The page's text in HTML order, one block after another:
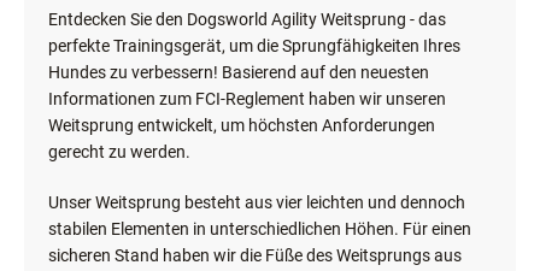
Entdecken Sie den Dogsworld Agility Weitsprung - das
perfekte Trainingsgerät, um die Sprungfähigkeiten Ihres
Hundes zu verbessern! Basierend auf den neuesten
Informationen zum FCI-Reglement haben wir unseren
Weitsprung entwickelt, um höchsten Anforderungen
gerecht zu werden.
Unser Weitsprung besteht aus vier leichten und dennoch
stabilen Elementen in unterschiedlichen Höhen. Für einen
sicheren Stand haben wir die Füße des Weitsprungs aus